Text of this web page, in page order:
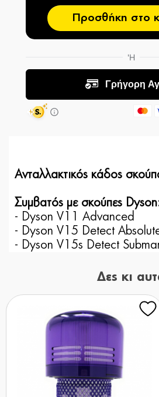
Προσθήκη στο
Ανταλλακτικός κάδος
Συμβατός με σκούπες
- Dyson V11 Advanced
- Dyson V15 Detect
- Dyson V15s Detect
Δες κι